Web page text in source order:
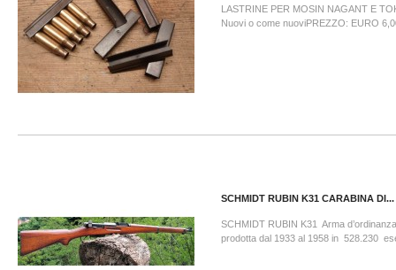
LASTRINE PER MOSIN NAGANT E
Nuovi o come nuoviPREZZO: EURO
SCHMIDT RUBIN K31 CARABINA DI...
SCHMIDT RUBIN K31 Arma
prodotta dal 1933 al 1958 in 528.230